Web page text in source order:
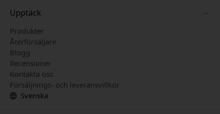
Upptäck
Produkter
Återförsäljare
Blogg
Recensioner
Kontakta oss
Försäljnings- och leveransvillkor
Svenska